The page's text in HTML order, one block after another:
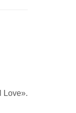
Love».